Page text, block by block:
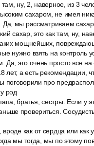
там, ну, 2, наверное, из 3
сахаром, не имея
Да, мы рассматриваем
сахар, это как там, ну,
мощнейших,
нужно взять на контроль
Да, это очень просто все
лет, а есть рекомендации,
поговорили про
род
братья, сестры. Если у
провериться.
вроде как от сердца или
мы тогда, мы по этому